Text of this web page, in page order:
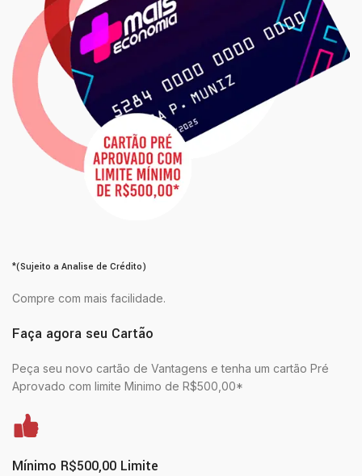
*(Sujeito a Analise de Crédito)
Compre com mais facilidade.
Faça agora seu Cartão
Peça seu novo cartão de Vantagens e tenha um cartão Pré
Aprovado com limite Minimo de R$500,00*
Mínimo R$500,00 Limite